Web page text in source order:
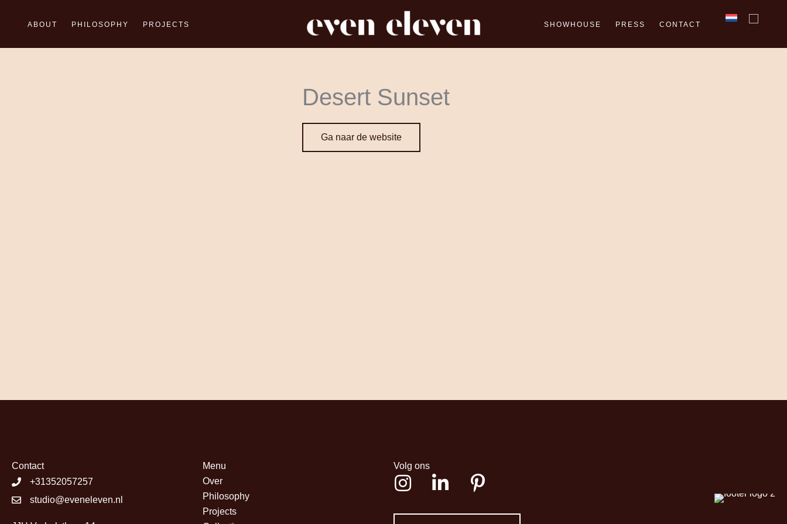
ABOUT PHILOSOPHY PROJECTS SHOWHOUSE PRESS CONTACT
Desert Sunset
Ga naar de website
Contact
+31352057257
studio@eveneleven.nl
Menu
Over
Philosophy
Projects
Volg ons